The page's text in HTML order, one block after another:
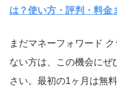
は？使い方・評判・料金
まだマネーフォワード
ない方は、この機会にぜ
さい。最初の1ヶ月は無